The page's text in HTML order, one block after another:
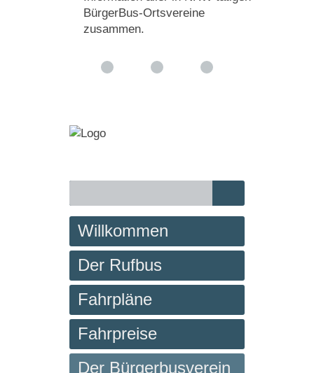
BürgerBus-Ortsvereine
zusammen.
Willkommen
Der Rufbus
Fahrpläne
Fahrpreise
Der Bürgerbusverein